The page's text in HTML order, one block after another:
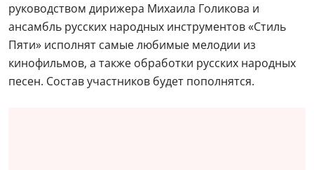
руководством дирижера Михаила Голикова и
ансамбль русских народных инструментов «Стиль
Пяти» исполнят самые любимые мелодии из
кинофильмов, а также обработки русских народных
песен. Состав участников будет пополнятся.